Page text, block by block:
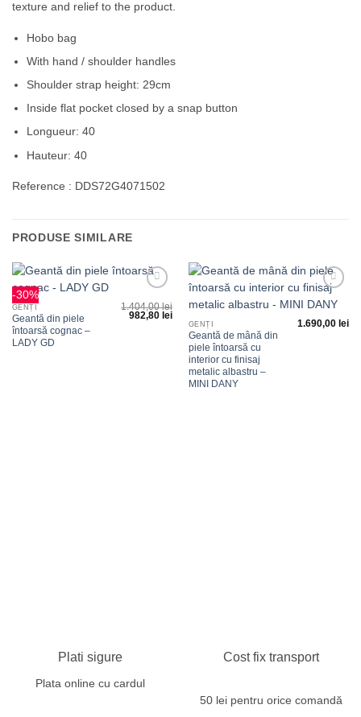
texture and relief to the product.
Hobo bag
With hand / shoulder handles
Shoulder strap height: 29cm
Inside flat pocket closed by a snap button
Longueur: 40
Hauteur: 40
Reference : DDS72G4071502
PRODUSE SIMILARE
-30%
la
favorite
GENȚI
Geantă din piele
întoarsă cognac –
LADY GD
1.404,00lei
982,80 lei
la
GENȚI
Geantă de mână din
piele întoarsă cu
interior cu finisaj
metalic albastru –
MINI DANY
1.690,00 lei
Plati sigure
Plata online cu cardul
Cost fix transport
50 lei pentru orice comandă